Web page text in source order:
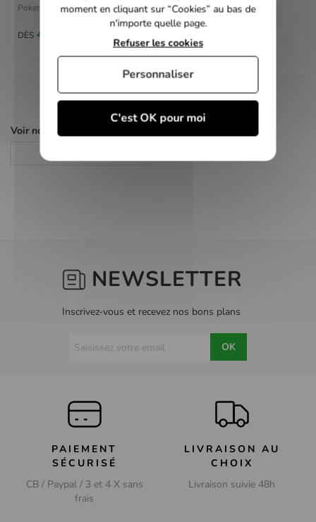
Pokémon Violet - switch
DÈS 40,00 €
Voir nos autres pages :
NEWSLETTER
Inscrivez-vous et recevez nos bons plans
OK
PAIEMENT
SÉCURISÉ
CB / Paypal / 3 et 4 X sans
frais
LIVRAISON AU
CHOIX
Livraison suivie 48h
moment en cliquant sur “Cookies” au bas de
n'importe quelle page.
C'est OK pour moi
Refuser les cookies
Personnaliser